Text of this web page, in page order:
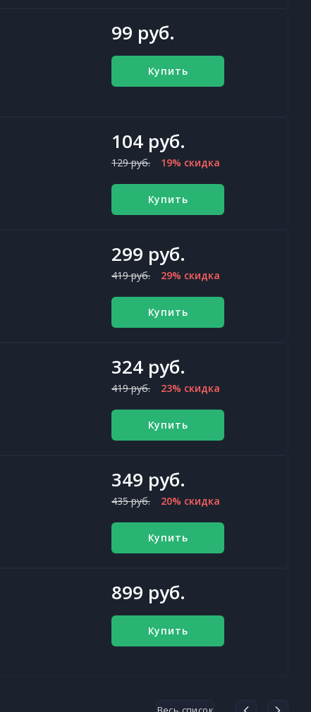
99 руб.
Купить
104 руб.
129 руб. 19% скидка
Купить
299 руб.
419 руб. 29% скидка
Купить
324 руб.
419 руб. 23% скидка
Купить
349 руб.
435 руб. 20% скидка
Купить
899 руб.
Купить